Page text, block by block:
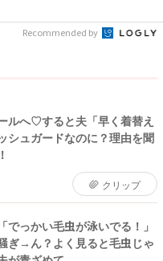
Recommended by
ルへ♡すると夫「早く着替え
シュガードなのに？理由を聞
クリップ
でっかい毛虫が泳いでる！」
ぎ→ん？よく見ると毛虫じゃ